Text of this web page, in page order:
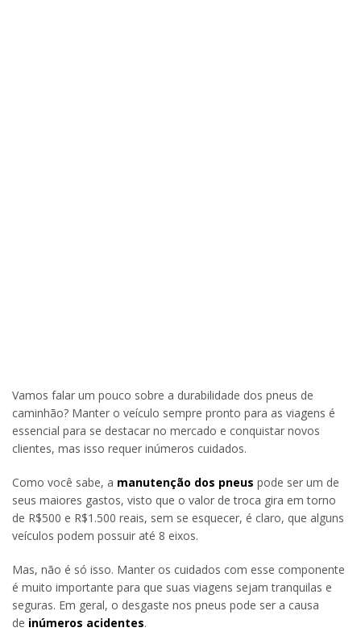
Vamos falar um pouco sobre a durabilidade dos pneus de
caminhão? Manter o veículo sempre pronto para as viagens é
essencial para se destacar no mercado e conquistar novos
clientes, mas isso requer inúmeros cuidados.
Como você sabe, a manutenção dos pneus pode ser um de
seus maiores gastos, visto que o valor de troca gira em torno
de R$500 e R$1.500 reais, sem se esquecer, é claro, que alguns
veículos podem possuir até 8 eixos.
Mas, não é só isso. Manter os cuidados com esse componente
é muito importante para que suas viagens sejam tranquilas e
seguras. Em geral, o desgaste nos pneus pode ser a causa
de inúmeros acidentes.